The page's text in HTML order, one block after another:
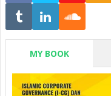
MY BOOK